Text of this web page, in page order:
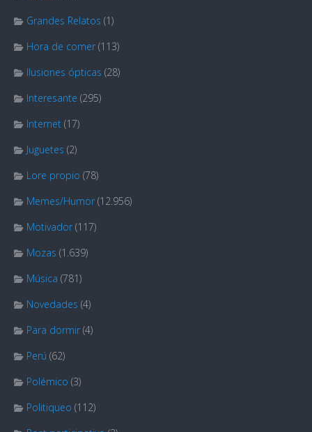
Grandes Relatos (1)
Hora de comer (113)
Ilusiones ópticas (28)
Interesante (295)
Internet (17)
Juguetes (2)
Lore propio (78)
Memes/Humor (12.956)
Motivador (117)
Mozas (1.639)
Música (781)
Novedades (4)
Para dormir (4)
Perú (62)
Polémico (3)
Politiqueo (112)